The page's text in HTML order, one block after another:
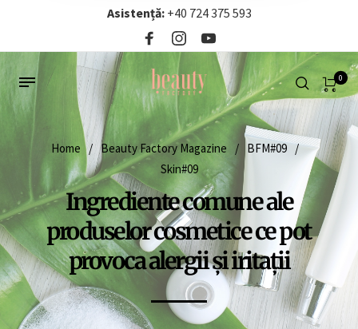
Asistență: +40 724 375 593‬
0
Home / Beauty Factory Magazine / BFM#09 /
Skin#09
Ingrediente comune ale
produselor cosmetice ce pot
provoca alergii și iritații